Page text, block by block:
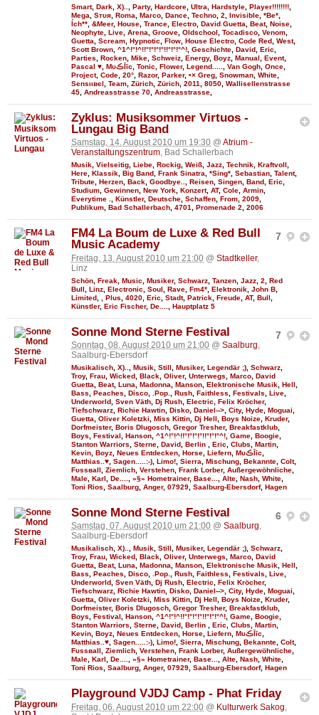
Smart, Dark X).. Party, Hardcore Ultra Hardstyle Player!!!!!!!!
Mega
Sтυя Roma Marco Dance Techno 2 Invisible *Be*
Ích** &Meer, House Trance Electro David Guetta Beat, Noise
Neophyte Live Arena Groove Oldschool Tocadisco Venom
Guetta
Scream Hypnotic Flow House Electro Code Red West,
Scott Brown ^1^!°!^!!°!°!°!°!!°!°!°^! Geschichte David Eric
Parties
Rocken Mike Schweiz Energy, Boyz Manual Event,
Pascal ♥
MυڪĪīc Tonic Flower, Legend..... Van Gogh Once
Project, Code 20° Razor, Parker, •× Greg Snowman White
Ѕєnѕιιвєl
Team Zürich Zürich 2011 8050 Wallisellenstrasse
45 Andreasstrasse 70 Andreasstrasse
Zyklus: Musiksommer Virtuos -
Lungau Big Band
Samstag, 14. August 2010 um 19:30 @ Atrium -
Veranstaltungszentrum, Bad Schallerbach
Musik Vielseitig Liebe Rockig Weiß Jazz Technik Kraftvoll
Here Klassik Big Band Frank Sinatra *Sing* Sebastian Talent,
Tribute Herzen Back Goodbye.. Reisen Singen Band Eric
Studium Gewinnen New York Konzert, AT, Cole Armin
Everytime .
Künstler, Deutsche Schaffen From 2009
Publikum Bad Schallerbach 4701 Promenade 2 2006
7
FM4 La Boum de Luxe & Red Bull
Music Academy
Freitag, 13. August 2010 um 21:00 @ Stadtkeller,
Linz
Schön Freak Music Musiker, Schwarz Tanzen Jazz 2
Red
Bull
Linz Electronic Soul Rave Fm4* Elektronik John B
Limited
, Plus 4020 Eric Stadt, Patrick Freude AT, Bull
Künstler, Eric Fischer, De.... Hauptplatz 5
7
Sonne Mond Sterne Festival
Sonntag, 08. August 2010 um 21:00 @ Saalburg,
Saalburg-Ebersdorf
Musikalisch X).. Musik Still Musiker, Legendär ;) Schwarz
Troy, Frau Wicked Black Oliver, Unterwegs Marco David
Guetta
Beat, Luna Madonna Manson Elektronische Musik Hell
Bass
Peaches Disco .Pop. Rush Faithless Festivals Live
Underworld Sven Väth Dj Rush Electric Felix Kröcher,
Tiefschwarz Richie Hawtin Disko Daniel--> City, Hyde Moguai
Guetta
Oliver Koletzki Miss Kittin Dj Hell Boys Noize Kruder,
Dorfmeister, Boris Dlugosch Gregor Tresher, Breakfastklub
Boys
Festival Hanson ^1^!°!^!!°!°!°!°!!°!°!°^! Game Boogie
Stanton Warriors
Sterne David Berlin Eric Clubs Martin
Kevin Boyz Neues Entdecken Horse Liefern MυڪĪīc
Matthias..♥ Sagen.....:-) Limo! Sierra Mischung Bekannte Colt,
Fυѕѕвall
Ziemlich Verstehen Frank Lorber, Außergewöhnliche
Male Karl De.... »§» Hometrainer, Base... Alte Nash White
Toni Rios
Saalburg Anger, 07929 Saalburg-Ebersdorf, Hagen
6
Sonne Mond Sterne Festival
Samstag, 07. August 2010 um 21:00 @ Saalburg,
Saalburg-Ebersdorf
Musikalisch, X).., Musik, Still, Musiker, Legendär ;), Schwarz,
Troy, Frau, Wicked, Black, Oliver, Unterwegs, Marco, David
Guetta, Beat, Luna, Madonna, Manson, Elektronische Musik, Hell,
Bass, Peaches, Disco, .Pop., Rush, Faithless, Festivals, Live,
Underworld, Sven Väth, Dj Rush, Electric, Felix Kröcher,
Tiefschwarz, Richie Hawtin, Disko, Daniel-->, City, Hyde, Moguai,
Guetta, Oliver Koletzki, Miss Kittin, Dj Hell, Boys Noize, Kruder,
Dorfmeister, Boris Dlugosch, Gregor Tresher, Breakfastklub,
Boys, Festival, Hanson, ^1^!°!^!!°!°!°!°!!°!°!°^!, Game, Boogie,
Stanton Warriors, Sterne, David, Berlin , Eric, Clubs, Martin,
Kevin, Boyz, Neues Entdecken, Horse, Liefern, MυڪĪīc,
Matthias..♥, Sagen.....:-), Limo!, Sierra, Mischung, Bekannte, Colt,
Fυѕѕвall, Ziemlich, Verstehen, Frank Lorber, Außergewöhnliche,
Male, Karl, De...., »§» Hometrainer, Base..., Alte, Nash, White,
Toni Rios, Saalburg, Anger, 07929, Saalburg-Ebersdorf, Hagen
Playground VJDJ Camp - Phat Friday
Freitag, 06. August 2010 um 22:00 @ Kulturwerk Sakog